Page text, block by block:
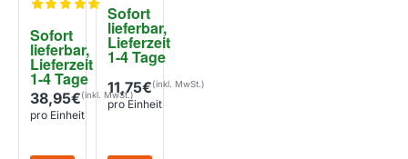
Sofort
lieferbar,
Lieferzeit
1-4 Tage
34008
0mm
(2Stk.)
38,95€
pro Einheit
Sofort
lieferbar,
Lieferzeit
1-4 Tage
03x8m
m
11,75€
pro Einheit